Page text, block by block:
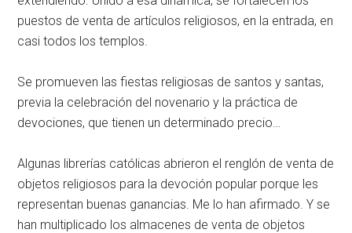
puestos de venta de artículos religiosos, en la entrada, en
casi todos los templos.
Se promueven las fiestas religiosas de santos y santas,
previa la celebración del novenario y la práctica de
devociones, que tienen un determinado precio…
Algunas librerías católicas abrieron el renglón de venta de
objetos religiosos para la devoción popular porque les
representan buenas ganancias. Me lo han afirmado. Y se
han multiplicado los almacenes de venta de objetos